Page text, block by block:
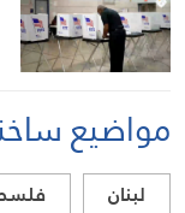
مواضيع
لبنان